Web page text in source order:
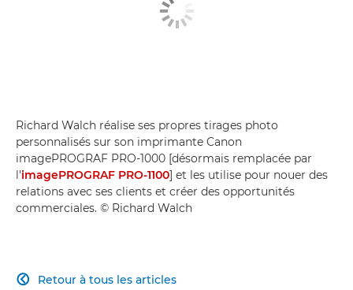
Richard Walch réalise ses propres tirages photo
personnalisés sur son imprimante Canon
imagePROGRAF PRO-1000 [désormais remplacée par
l'imagePROGRAF PRO-1100] et les utilise pour nouer des
relations avec ses clients et créer des opportunités
commerciales. © Richard Walch
Retour à tous les articles
